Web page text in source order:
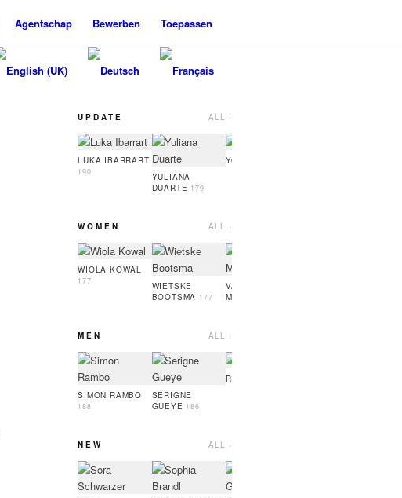
Agentschap Bewerben Toepassen
UPDATE ALL ›
LUKA IBARRART
190
YULIANA
DUARTE 179
YOO HARU
WOMEN ALL ›
WIOLA KOWAL
177
WIETSKE
BOOTSMA 177
VALERIIA
MOLYBOHA
MEN ALL ›
SIMON RAMBO
188
SERIGNE
GUEYE 186
RUFUS ROTH
NEW ALL ›